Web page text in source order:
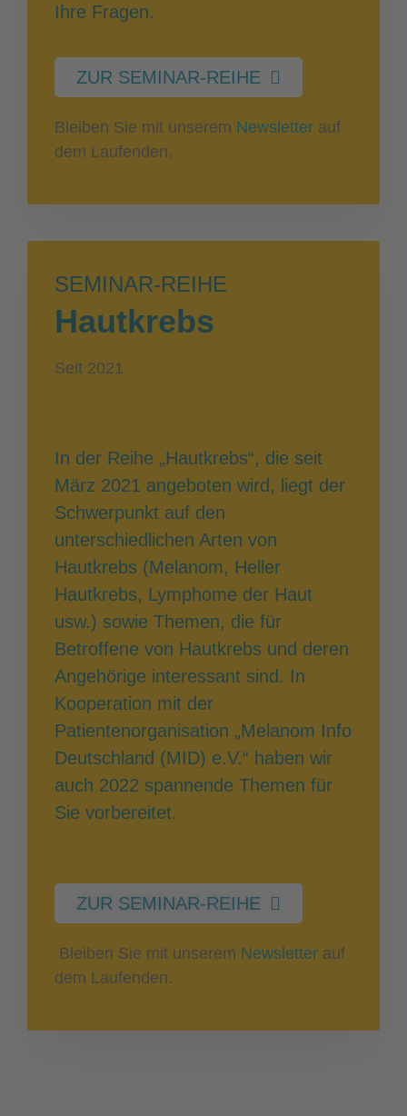
Ihre Fragen.
ZUR SEMINAR-REIHE
Bleiben Sie mit unserem Newsletter auf
dem Laufenden.
SEMINAR-REIHE
Hautkrebs
Seit 2021
In der Reihe „Hautkrebs“, die seit
März 2021 angeboten wird, liegt der
Schwerpunkt auf den
unterschiedlichen Arten von
Hautkrebs (Melanom, Heller
Hautkrebs, Lymphome der Haut
usw.) sowie Themen, die für
Betroffene von Hautkrebs und deren
Angehörige interessant sind. In
Kooperation mit der
Patientenorganisation „Melanom Info
Deutschland (MID) e.V.“ haben wir
auch 2022 spannende Themen für
Sie vorbereitet.
ZUR SEMINAR-REIHE
Bleiben Sie mit unserem Newsletter auf
dem Laufenden.